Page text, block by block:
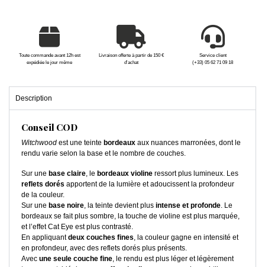
Toute commande avant 12h est
expédiée le jour même
Livraison offerte à partir de 150 €
d'achat
Service client
(+33) 05 62 71 09 18
Description
Conseil COD
Witchwood est une teinte bordeaux aux nuances marronées, dont le
rendu varie selon la base et le nombre de couches.
Sur une base claire, le bordeaux violine ressort plus lumineux. Les
reflets dorés apportent de la lumière et adoucissent la profondeur
de la couleur.
Sur une base noire, la teinte devient plus intense et profonde. Le
bordeaux se fait plus sombre, la touche de violine est plus marquée,
et l’effet Cat Eye est plus contrasté.
En appliquantdeux couches fines, la couleur gagne en intensité et
en profondeur, avec des reflets dorés plus présents.
Avec une seule couche fine, le rendu est plus léger et légèrement